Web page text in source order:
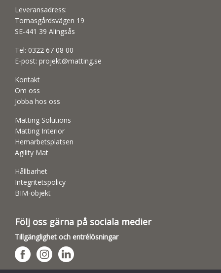
Leveransadress:
Tomasgårdsvägen 19
SE-441 39 Alingsås
Tel: 0322 67 08 00
E-post: projekt@matting.se
Kontakt
Om oss
Jobba hos oss
Matting Solutions
Matting Interior
Hemarbetsplatsen
Agility Mat
Hållbarhet
Integritetspolicy
BIM-objekt
Följ oss gärna på sociala medier
Tillgänglighet och entrélösningar